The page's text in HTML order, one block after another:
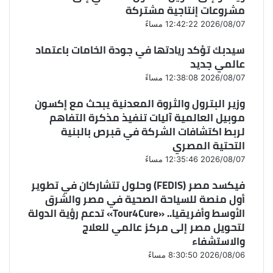
مشروعات إنتاجية مشتركة
2026/08/07 12:42:22 مساءً
سيدبك تؤكد ريادتها في جودة الخامات باعتماد
عالمي جديد
2026/08/07 12:38:08 مساءً
وزير البترول والثروة المعدنية يبحث مع إكسون
موبيل العالمية آليات تنفيذ مذكرة التفاهم
لربط اكتشافات الشركة في قبرص بالبنية
التحتية المصري
2026/08/07 12:35:46 مساءً
فيكسد مصر (FEDIS) وحلول تتشاركان في تطوير
أول منصة للسياحة الصحية في مصر والشرق
الأوسط وأفريقيا.. «Tour4Cure» تدعم رؤية الدولة
لتحويل مصر إلى مركز عالمي للعلاج
والاستشفاء
2026/08/06 8:30:50 مساءً